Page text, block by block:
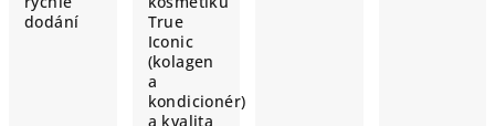
dodání
True
Iconic
(kolagen
a
kondicionér)
a kvalita